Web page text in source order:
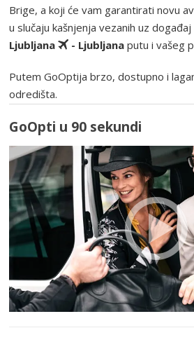
Brige, a koji će vam garantirati novu
u slučaju kašnjenja vezanih uz događaj
Ljubljana
- Ljubljana putu i vašeg
Putem GoOptija brzo, dostupno i
odredišta.
GoOpti u 90 sekundi